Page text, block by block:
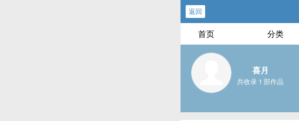
返回
首页 分类
喜月
共收录 1 部作品